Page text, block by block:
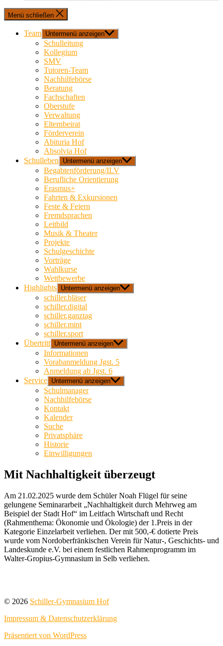
Menü schließen
Team Untermenü anzeigen
Schulleitung
Kollegium
SMV
Tutoren-Team
Nachhilfebörse
Beratung
Fachschaften
Oberstufe
Verwaltung
Elternbeirat
Förderverein
Abituria Hof
Absolvia Hof
Schulleben
Untermenü anzeigen
Begabtenförderung/ILV
Berufliche Orientierung
Erasmus+
Fahrten & Exkursionen
Feste & Feiern
Fremdsprachen
Leitbild
Musik & Theater
Projekte
Schulgeschichte
Vorträge
Wahlkurse
Wettbewerbe
Highlights Untermenü anzeigen
schiller.bläser
schiller.digital
schiller.ganztag
schiller.mint
schiller.sport
Übertritt Untermenü anzeigen
Informationen
Vorabanmeldung Jgst. 5
Anmeldung ab Jgst. 6
Service Untermenü anzeigen
Schulmanager
Nachhilfebörse
Kontakt
Kalender
Suche
Privatsphäre
Historie
Einwilligungen
Mit Nachhaltigkeit überzeugt
Am 21.02.2025 wurde dem Schüler Noah Flügel für seine
gelungene Seminararbeit „Nachhaltigkeit durch Mehrweg am
Beispiel der Stadt Hof“ im Leitfach Wirtschaft und Recht
(Rahmenthema: Ökonomie und Ökologie) der 1.Preis in der
Kategorie Einzelarbeit verliehen. Der mit 500,-€ dotierte Preis
wurde vom Nordoberfränkischen Verein für Natur-, Geschichts- und
Landeskunde e.V. bei einem festlichen Rahmenprogramm im
Walter-Gropius-Gymnasium in Selb verliehen.
© 2026 Schiller-Gymnasium Hof
Impressum & Datenschutzerklärung
Präsentiert von WordPress